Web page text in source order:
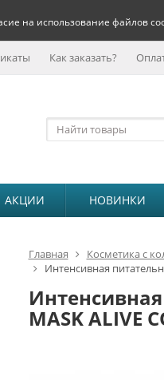
на использование файлов
Как заказать?
АКЦИИ НОВИНКИ
Главная Косметика с
Интенсивная
MASK ALIVE